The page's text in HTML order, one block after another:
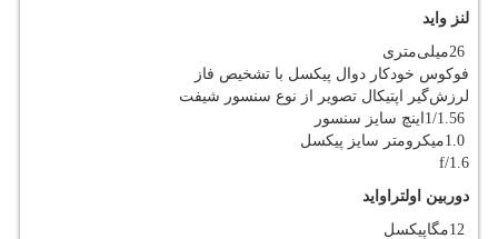
لنز واید
26میلی‌متری
فوکوس خودکار دوال پیکسل با تشخیص فاز
لرزش‌گیر اپتیکال تصویر از نوع سنسور شیفت
1/1.56 اینچ سایز سنسور
1.0میکرومتر سایز پیکسل
f/1.6
دوربین اولتراواید
12مگاپیکسل